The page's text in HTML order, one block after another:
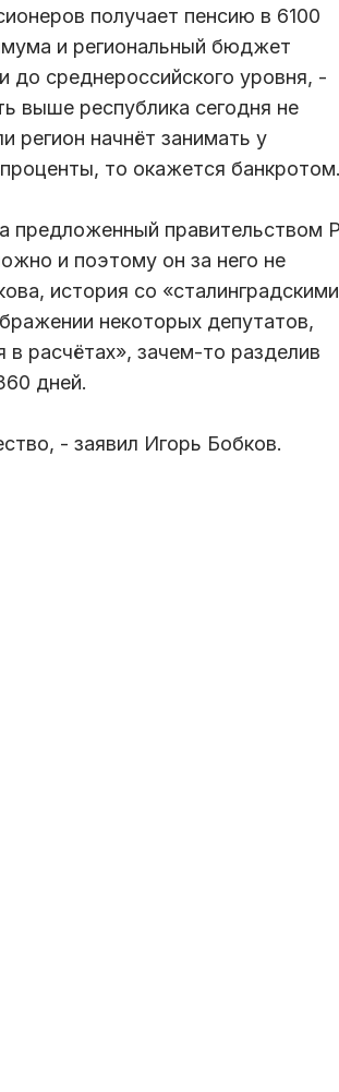
получает пенсию в 6100
и региональный бюджет
до среднероссийского уровня, -
выше республика сегодня не
регион начнёт занимать у
то окажется банкротом.
предложенный правительством
и поэтому он за него не
история со «сталинградскими
некоторых депутатов,
расчётах», зачем-то разделив
дней.
- заявил Игорь Бобков.